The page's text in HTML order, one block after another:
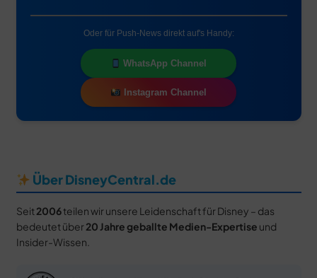
Oder für Push-News direkt auf's Handy:
WhatsApp Channel
Instagram Channel
Über DisneyCentral.de
Seit 2006teilen wir unsere Leidenschaft für Disney – das
bedeutet über 20 Jahre geballte Medien-Expertise und
Insider-Wissen.